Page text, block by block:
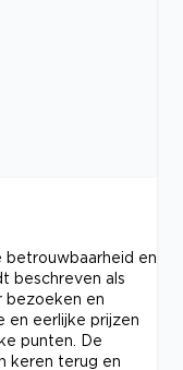
betrouwbaarheid en
beschreven als
bezoeken en
en eerlijke prijzen
punten. De
keren terug en